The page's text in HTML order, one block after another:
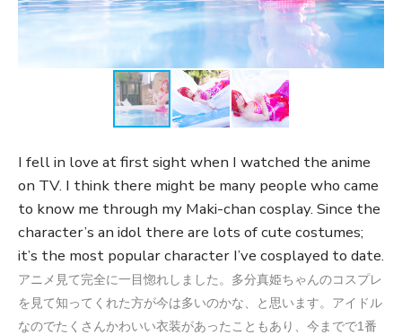
I fell in love at first sight when I watched the anime
on TV. I think there might be many people who came
to know me through my Maki-chan cosplay. Since the
character’s an idol there are lots of cute costumes;
it’s the most popular character I’ve cosplayed to date.
アニメ見て完全に一目惚れしました。多分真姫ちゃんのコスプレ
を見て知ってくれた方が今は多いのかな、と思います。アイドル
なのでたくさんかわいい衣装があったこともあり、今までで1番